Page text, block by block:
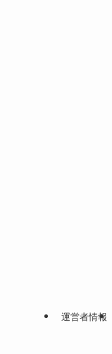
運営者情報